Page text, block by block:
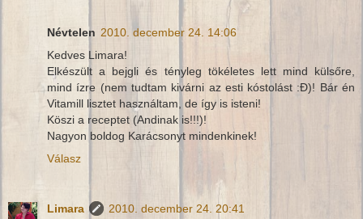
Névtelen 2010. december 24. 14:06
Kedves Limara!
Elkészült a bejgli és tényleg tökéletes lett mind külsőre,
mind ízre (nem tudtam kivárni az esti kóstolást :Đ)! Bár én
Vitamill lisztet használtam, de így is isteni!
Köszi a receptet (Andinak is!!!)!
Nagyon boldog Karácsonyt mindenkinek!
Válasz
Limara 2010. december 24. 20:41